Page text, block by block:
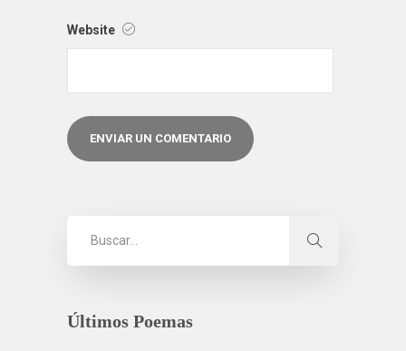
Website
Últimos Poemas